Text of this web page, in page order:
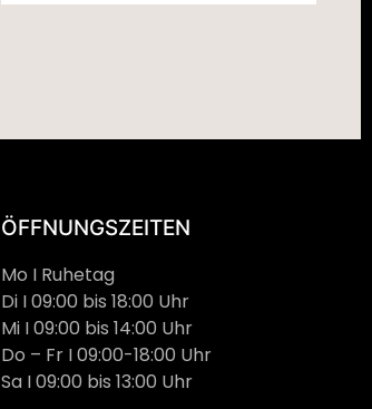
ÖFFNUNGSZEITEN
Mo I Ruhetag
Di I 09:00 bis 18:00 Uhr
Mi I 09:00 bis 14:00 Uhr
Do – Fr I 09:00-18:00 Uhr
Sa I 09:00 bis 13:00 Uhr